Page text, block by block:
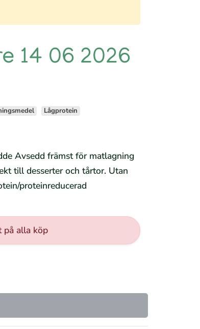
14 06 2026
Lågprotein
Avsedd främst för matlagning
till desserter och tårtor. Utan
proteinreducerad
på alla köp